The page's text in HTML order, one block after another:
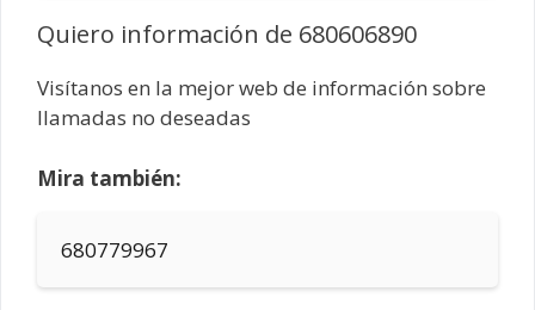
Quiero información de 680606890
Visítanos en la mejor web de información sobre
llamadas no deseadas
Mira también:
680779967